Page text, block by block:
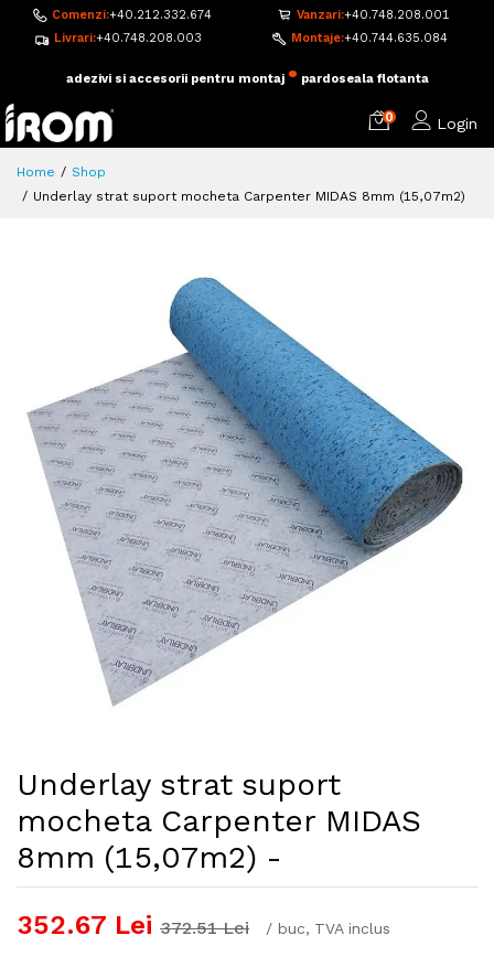
Comenzi:+40.212.332.674 Vanzari:+40.748.208.001
Livrari:+40.748.208.003 Montaje:+40.744.635.084
adezivi si accesorii pentru montaj • pardoseala flotanta
0 Login
Home
Shop
Underlay strat suport mocheta Carpenter MIDAS 8mm (15,07m2)
Underlay strat suport
mocheta Carpenter MIDAS
8mm (15,07m2) -
352.67 Lei 372.51 Lei / buc, TVA inclus